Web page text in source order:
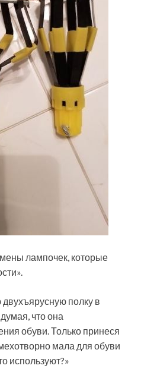
лампочек, которые
двухъярусную полку в
что она
обуви. Только принеся
мала для обуви
используют?»